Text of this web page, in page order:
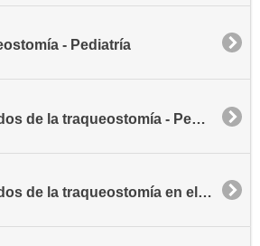
- Pediatría
Cuidados de la traqueostomía - Pediatría
Cuidados de la traqueostomía en el hogar